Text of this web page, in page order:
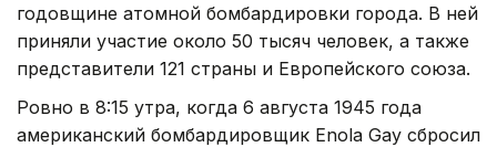
годовщине атомной бомбардировки города. В ней
приняли участие около 50 тысяч человек, а также
представители 121 страны и Европейского союза.
Ровно в 8:15 утра, когда 6 августа 1945 года
американский бомбардировщик Enola Gay сбросил